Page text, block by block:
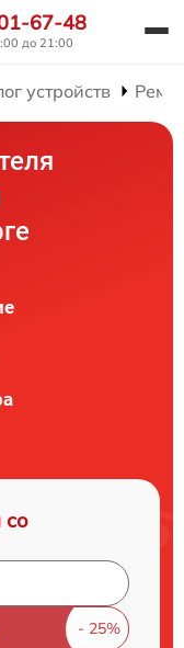
67-48
до 21:00
устройств
со